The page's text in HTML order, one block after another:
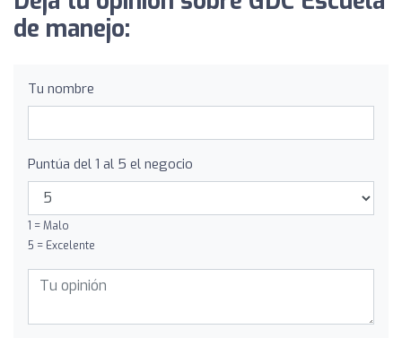
de manejo:
Tu nombre
Puntúa del 1 al 5 el negocio
1 = Malo
5 = Excelente